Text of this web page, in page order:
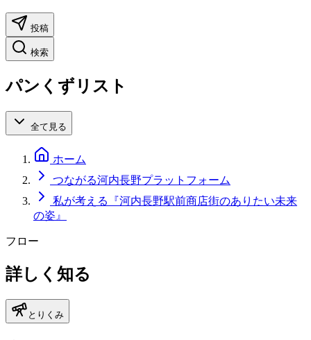
投稿
検索
パンくずリスト
全て見る
ホーム
つながる河内長野プラットフォーム
私が考える『河内長野駅前商店街のありたい未来
の姿』
フロー
詳しく知る
とりくみ